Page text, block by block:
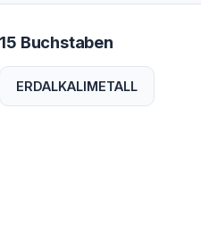
15 Buchstaben
ERDALKALIMETALL